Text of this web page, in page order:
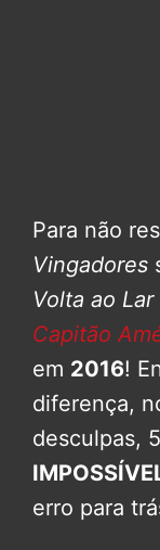
Para não
Vingadores
Volta ao Lar
Capitão
em 2016!
diferença,
desculpas,
erro para